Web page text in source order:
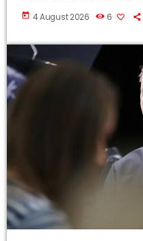
today 4 August 2026 6